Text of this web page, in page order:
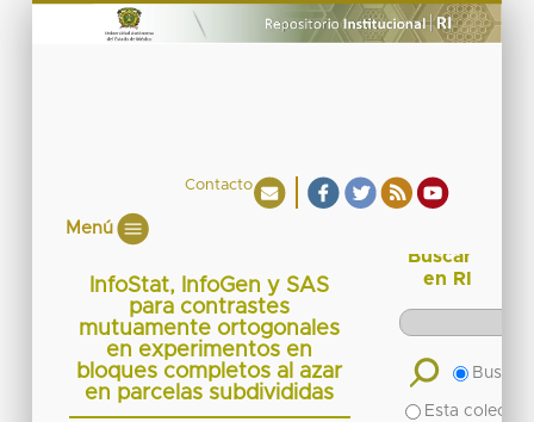
Contacto
Menú
InfoStat, InfoGen y SAS
para contrastes
mutuamente ortogonales
en experimentos en
bloques completos al azar
en parcelas subdivididas
Buscar
en RI
Buscar
Esta